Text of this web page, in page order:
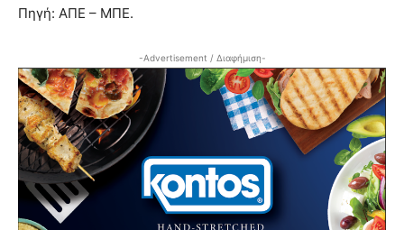
Πηγή: ΑΠΕ – ΜΠΕ.
-Advertisement / Διαφήμιση-